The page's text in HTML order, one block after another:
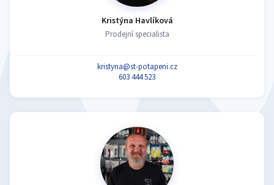
Kristýna Havlíková
Prodejní specialista
kristyna@st-potapeni.cz
603 444 523